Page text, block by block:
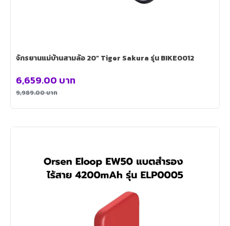
จักรยานแม่บ้านสามล้อ 20” Tiger Sakura รุ่น BIKE0012
9,989.00บาท
6,659.00 บาท